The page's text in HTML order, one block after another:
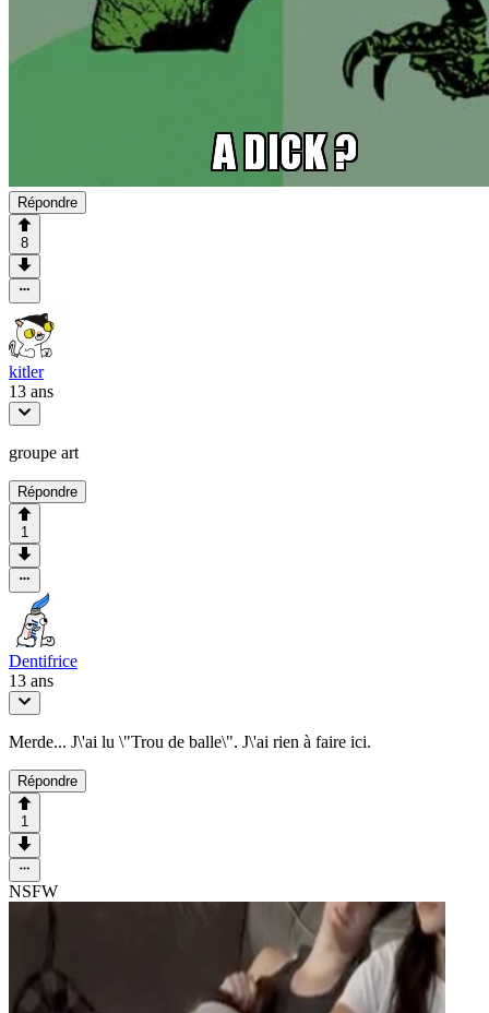
Répondre
8
kitler
13 ans
groupe art
Répondre
1
Dentifrice
13 ans
Merde... J\'ai lu \"Trou de balle\". J\'ai rien à faire ici.
Répondre
1
NSFW